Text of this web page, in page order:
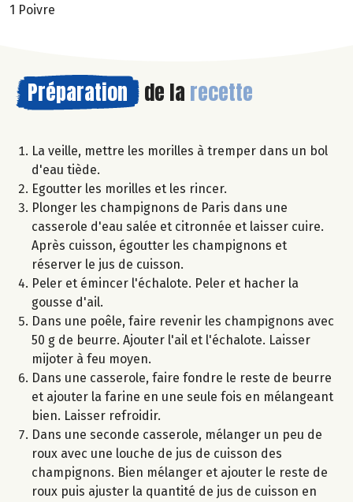
1 Poivre
Préparation de la recette
La veille, mettre les morilles à tremper dans un bol
d'eau tiède.
Egoutter les morilles et les rincer.
Plonger les champignons de Paris dans une
casserole d'eau salée et citronnée et laisser cuire.
Après cuisson, égoutter les champignons et
réserver le jus de cuisson.
Peler et émincer l'échalote. Peler et hacher la
gousse d'ail.
Dans une poêle, faire revenir les champignons avec
50 g de beurre. Ajouter l'ail et l'échalote. Laisser
mijoter à feu moyen.
Dans une casserole, faire fondre le reste de beurre
et ajouter la farine en une seule fois en mélangeant
bien. Laisser refroidir.
Dans une seconde casserole, mélanger un peu de
roux avec une louche de jus de cuisson des
champignons. Bien mélanger et ajouter le reste de
roux puis ajuster la quantité de jus de cuisson en